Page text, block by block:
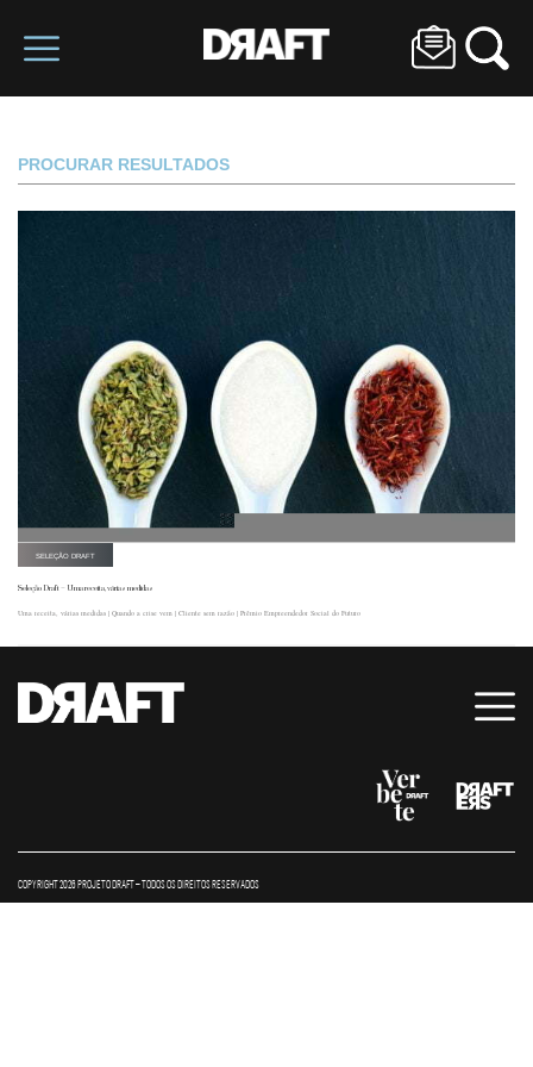
PROCURAR RESULTADOS
SELEÇÃO DRAFT
Seleção Draft – Uma receita, várias medidas
Uma receita, várias medidas | Quando a crise vem | Cliente sem razão | Prêmio Empreendedor Social do Futuro
COPYRIGHT 2026 PROJETO DRAFT – TODOS OS DIREITOS RESERVADOS